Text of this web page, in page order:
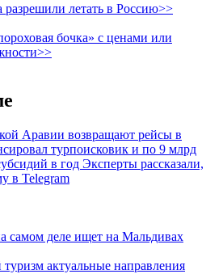
летать в Россию>>
бочка» с ценами или
Аравии возвращают рейсы в
турпоисковик и по 9 млрд
в год Эксперты рассказали,
в Telegram
самом деле ищет на Мальдивах
туризм актуальные направления